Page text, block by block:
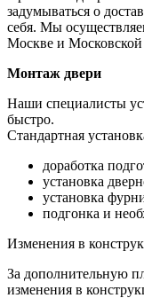
задумываться о
себя. Мы
Москве и Московской
Монтаж двери
Наши специалисты
быстро.
Стандартная
доработка
установка
установка
подгонка и
Изменения в
За дополнительную
изменения в